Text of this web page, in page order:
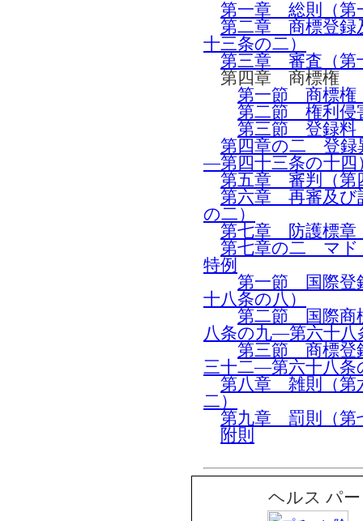
第一章 総則（第
第二章 商標登録
十三条の二）
第三章 審査（第
第四章 商標権
第一節 商標権
第二節 権利侵
第三節 登録料
第四章の二 登録
―第四十三条の十四
第五章 審判（第
第六章 再審及び
の二）
第七章 防護標章
第七章の二 マド
特例
第一節 国際登
十八条の八）
第二節 国際商
八条の九―第六十八
第三節 商標登
三十二―第六十八条
第八章 雑則（第
二）
第九章 罰則（第
附則
ヘルス パ